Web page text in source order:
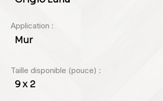
Application :
Mur
Taille disponible (pouce) :
9 x 2